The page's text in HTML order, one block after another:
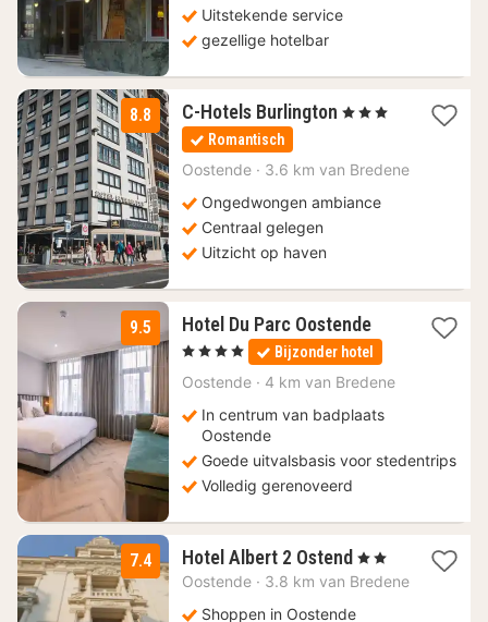
Uitstekende service
gezellige hotelbar
8.8 C-Hotels Burlington 1
76,79
, 3 Sterren
Romantisch
Oostende · 3.6 km van Bredene
Ongedwongen ambiance
Centraal gelegen
Uitzicht op haven
9.5 Hotel Du Parc Oostende1
nacht
vanaf
116
, 4 Sterren Bijzonder hotel
Oostende · 4 km van Bredene
In centrum van badplaats
Oostende
Goede uitvalsbasis voor stedentrips
Volledig gerenoveerd
7.4 Hotel Albert 2 Ostend 1
nacht
91
, 2 Sterren
Oostende · 3.8 km van Bredene
Shoppen in Oostende